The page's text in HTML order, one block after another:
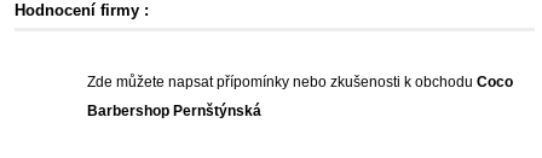
Hodnocení firmy :
Zde můžete napsat přípomínky nebo zkušenosti k obchoduCoco
Barbershop Pernštýnská